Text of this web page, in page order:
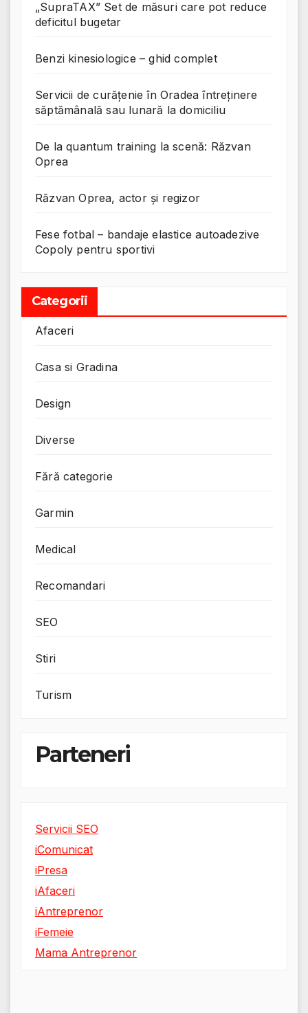
„SupraTAX” Set de măsuri care pot reduce
deficitul bugetar
Benzi kinesiologice – ghid complet
Servicii de curățenie în Oradea întreținere
săptămânală sau lunară la domiciliu
De la quantum training la scenă: Răzvan
Oprea
Răzvan Oprea, actor și regizor
Fese fotbal – bandaje elastice autoadezive
Copoly pentru sportivi
Categorii
Afaceri
Casa si Gradina
Design
Diverse
Fără categorie
Garmin
Medical
Recomandari
SEO
Stiri
Turism
Parteneri
Servicii SEO
iComunicat
iPresa
iAfaceri
iAntreprenor
iFemeie
Mama Antreprenor